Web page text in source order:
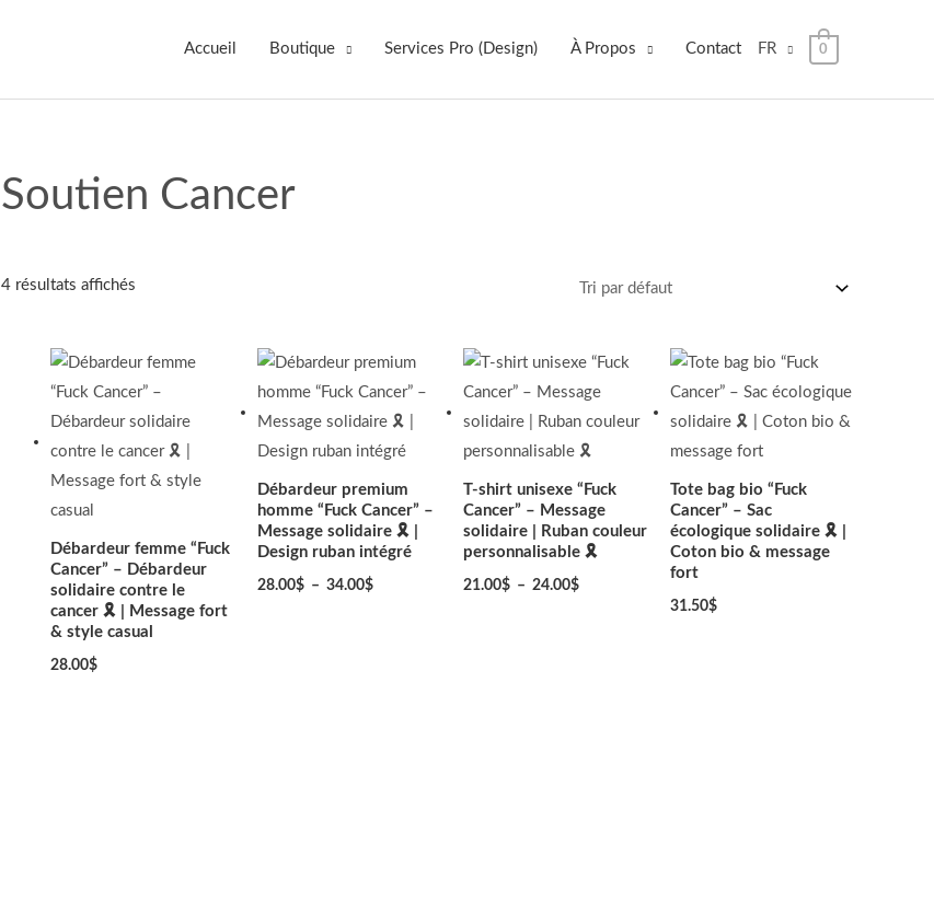
Accueil Boutique Services Pro (Design) À Propos Contact FR 0
Soutien Cancer
4 résultats affichés
Débardeur femme “Fuck
Cancer” – Débardeur
solidaire contre le
cancer 🎗️ | Message fort
& style casual
28.00$
Débardeur premium
homme “Fuck Cancer” –
Message solidaire 🎗️ |
Design ruban intégré
28.00$ – 34.00$
Plage
prix :
28.00$
à
34.00$
T‑shirt unisexe “Fuck
Cancer” – Message
solidaire | Ruban couleur
personnalisable 🎗️
21.00$ – 24.00$
Plage
prix :
à
24.00$
Tote bag bio “Fuck
Cancer” – Sac
écologique solidaire 🎗️ |
Coton bio & message
fort
31.50$